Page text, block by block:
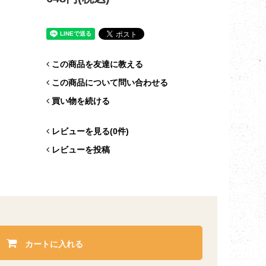
この商品を友達に教える
この商品について問い合わせる
買い物を続ける
レビューを見る(0件)
レビューを投稿
カートに入れる